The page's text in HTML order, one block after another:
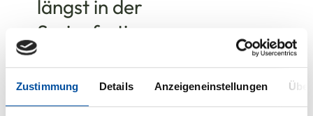
Zustimmung Details Anzeigeneinstellungen
längst in der
Serienfertigung
angekommen
08.11.2022